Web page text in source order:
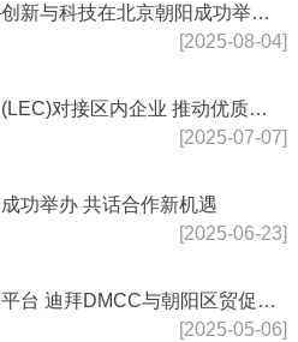
[2025-08-04]
全球投资合作趋势论坛——创新与科技在北京朝阳成功举办 共话全球投资趋势
[2025-07-07]
朝阳区为英国伦敦出口公司(LEC)对接区内企业 推动优质资源双向互通
[2025-06-23]
功举办 共话合作新机遇
[2025-05-06]
迪拜—北京经贸合作再添新平台 迪拜DMCC与朝阳区贸促会达成战略合作